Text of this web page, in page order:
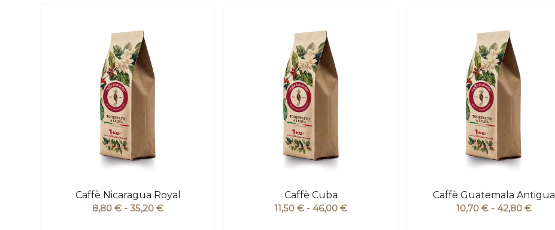
Caffè Nicaragua Royal
8,80€ - 35,20€Fascia
Caffè Cuba
11,50€ - 46,00€Fascia
Caffè Guatemala Antigua
10,70 € - 42,80 €Fascia